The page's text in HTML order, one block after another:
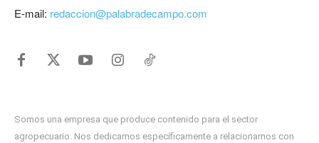
E-mail: redaccion@palabradecampo.com
Somos una empresa que produce contenido para el sector
agropecuario. Nos dedicamos específicamente a relacionarnos con